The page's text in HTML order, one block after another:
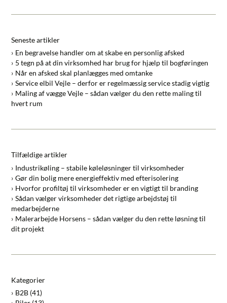
Seneste artikler
En begravelse handler om at skabe en personlig afsked
5 tegn på at din virksomhed har brug for hjælp til bogføringen
Når en afsked skal planlægges med omtanke
Service elbil Vejle – derfor er regelmæssig service stadig vigtig
Maling af vægge Vejle – sådan vælger du den rette maling til
hvert rum
Tilfældige artikler
Industrikøling – stabile køleløsninger til virksomheder
Gør din bolig mere energieffektiv med efterisolering
Hvorfor profiltøj til virksomheder er en vigtigt til branding
Sådan vælger virksomheder det rigtige arbejdstøj til
medarbejderne
Malerarbejde Horsens – sådan vælger du den rette løsning til
dit projekt
Kategorier
B2B (41)